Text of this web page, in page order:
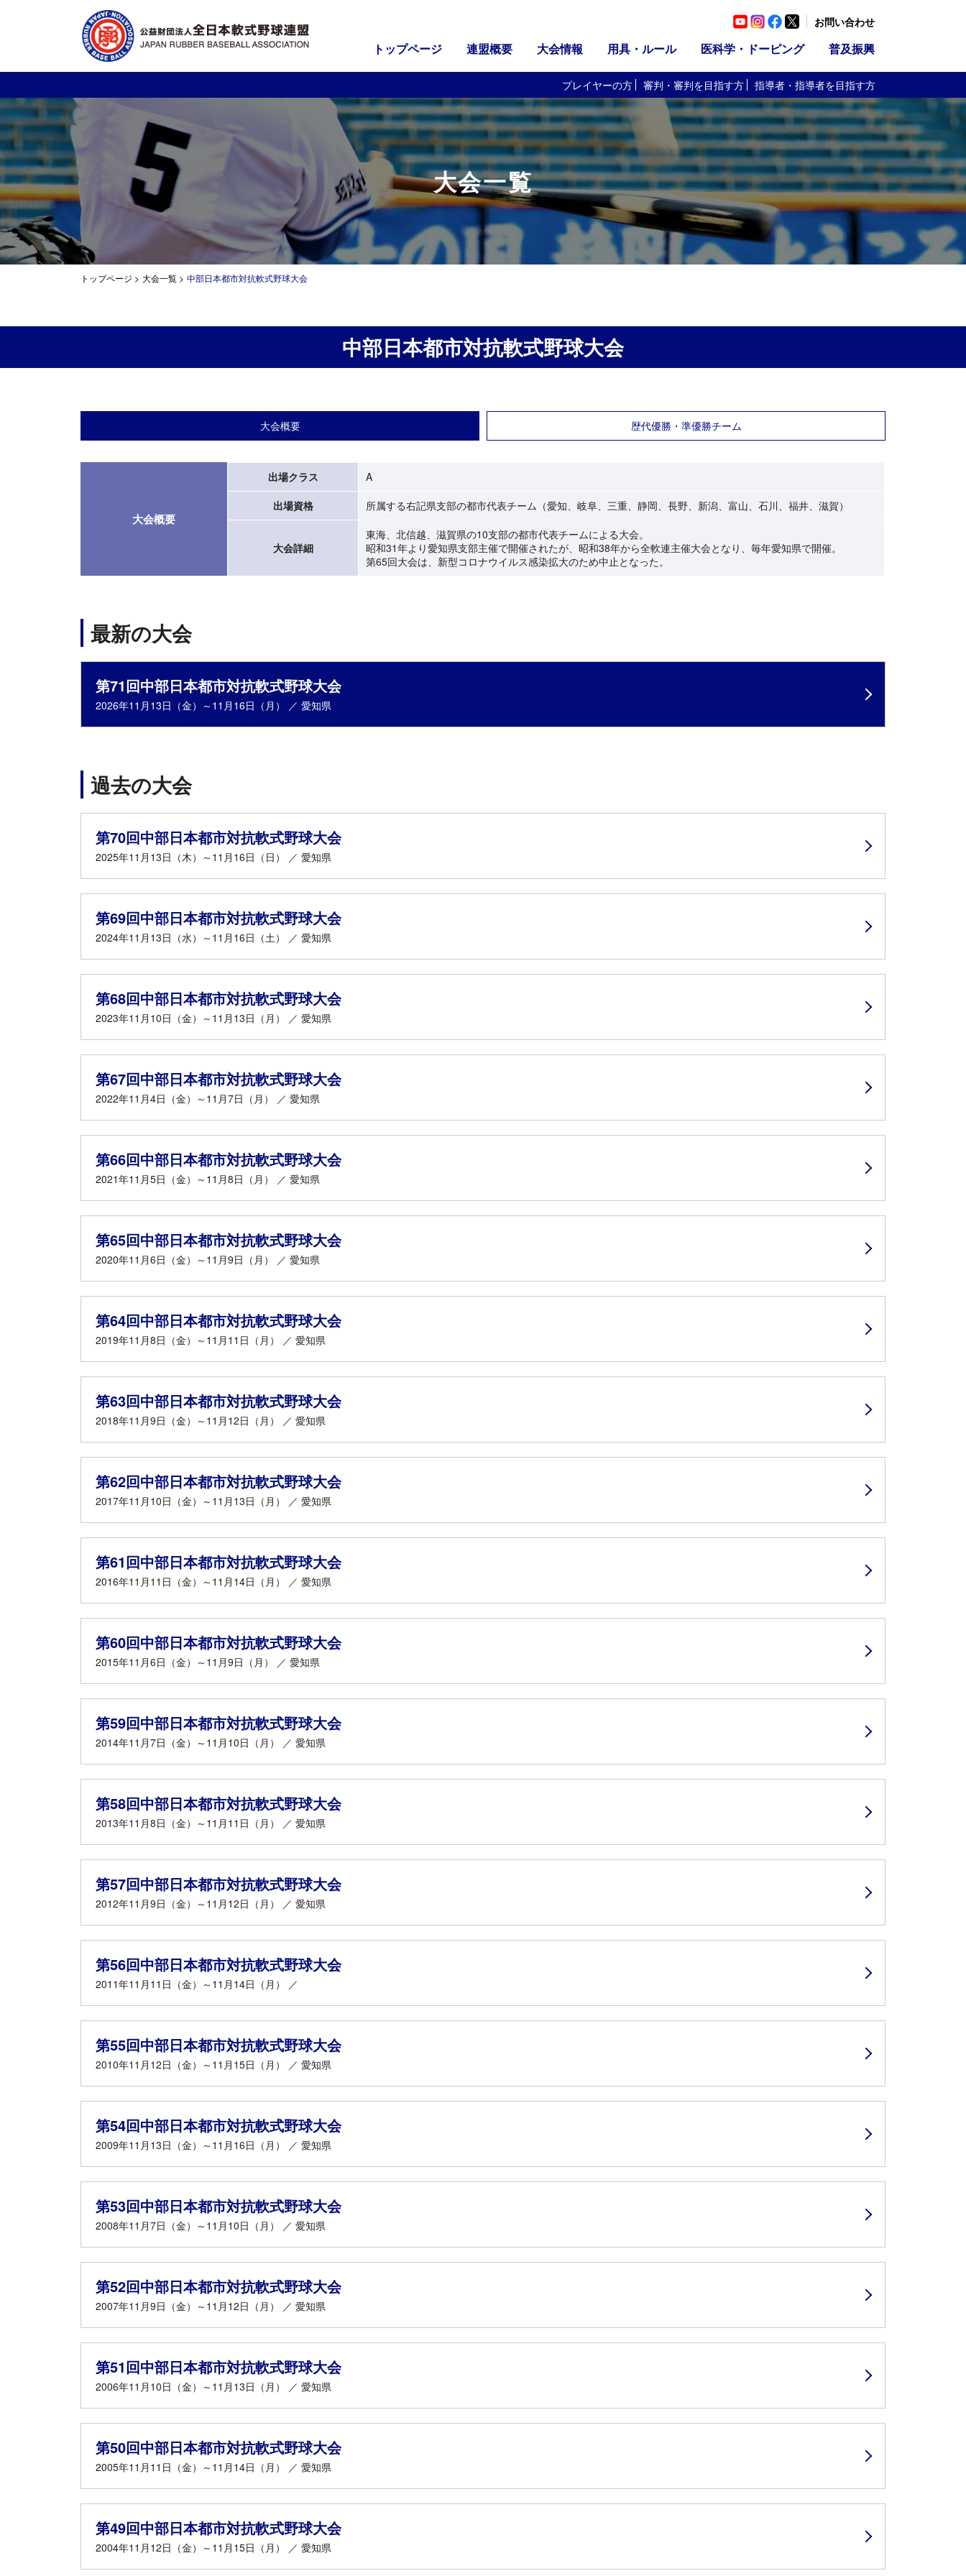
トップページ 連盟概要 大会情報 用具・ルール 医科学・ドーピング 普及振興
お問い合わせ
プレイヤーの方 審判・審判を目指す方 指導者・指導者を目指す方
大会一覧
トップページ > 大会一覧 > 中部日本都市対抗軟式野球大会
中部日本都市対抗軟式野球大会
大会概要 歴代優勝・準優勝チーム
大会概要
出場クラス
A
出場資格
所属する右記県支部の都市代表チーム（愛知、岐阜、三重、静岡、長野、新潟、富山、石川、福井、滋賀）
大会詳細
東海、北信越、滋賀県の10支部の都市代表チームによる大会。
昭和31年より愛知県支部主催で開催されたが、昭和38年から全軟連主催大会となり、毎年愛知県で開催。
第65回大会は、新型コロナウイルス感染拡大のため中止となった。
最新の大会
第71回中部日本都市対抗軟式野球大会
2026年11月13日（金）～11月16日（月） ／ 愛知県
過去の大会
第70回中部日本都市対抗軟式野球大会
2025年11月13日（木）～11月16日（日） ／ 愛知県
第69回中部日本都市対抗軟式野球大会
2024年11月13日（水）～11月16日（土） ／ 愛知県
第68回中部日本都市対抗軟式野球大会
2023年11月10日（金）～11月13日（月） ／ 愛知県
第67回中部日本都市対抗軟式野球大会
2022年11月4日（金）～11月7日（月） ／ 愛知県
第66回中部日本都市対抗軟式野球大会
2021年11月5日（金）～11月8日（月） ／ 愛知県
第65回中部日本都市対抗軟式野球大会
2020年11月6日（金）～11月9日（月） ／ 愛知県
第64回中部日本都市対抗軟式野球大会
2019年11月8日（金）～11月11日（月） ／ 愛知県
第63回中部日本都市対抗軟式野球大会
2018年11月9日（金）～11月12日（月） ／ 愛知県
第62回中部日本都市対抗軟式野球大会
2017年11月10日（金）～11月13日（月） ／ 愛知県
第61回中部日本都市対抗軟式野球大会
2016年11月11日（金）～11月14日（月） ／ 愛知県
第60回中部日本都市対抗軟式野球大会
2015年11月6日（金）～11月9日（月） ／ 愛知県
第59回中部日本都市対抗軟式野球大会
2014年11月7日（金）～11月10日（月） ／ 愛知県
第58回中部日本都市対抗軟式野球大会
2013年11月8日（金）～11月11日（月） ／ 愛知県
第57回中部日本都市対抗軟式野球大会
2012年11月9日（金）～11月12日（月） ／ 愛知県
第56回中部日本都市対抗軟式野球大会
2011年11月11日（金）～11月14日（月） ／
第55回中部日本都市対抗軟式野球大会
2010年11月12日（金）～11月15日（月） ／ 愛知県
第54回中部日本都市対抗軟式野球大会
2009年11月13日（金）～11月16日（月） ／ 愛知県
第53回中部日本都市対抗軟式野球大会
2008年11月7日（金）～11月10日（月） ／ 愛知県
第52回中部日本都市対抗軟式野球大会
2007年11月9日（金）～11月12日（月） ／ 愛知県
第51回中部日本都市対抗軟式野球大会
2006年11月10日（金）～11月13日（月） ／ 愛知県
第50回中部日本都市対抗軟式野球大会
2005年11月11日（金）～11月14日（月） ／ 愛知県
第49回中部日本都市対抗軟式野球大会
2004年11月12日（金）～11月15日（月） ／ 愛知県